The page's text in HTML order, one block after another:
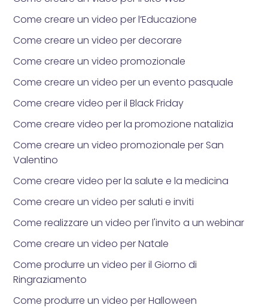
Come creare un video per l’Educazione
Come creare un video per decorare
Come creare un video promozionale
Come creare un video per un evento pasquale
Come creare video per il Black Friday
Come creare video per la promozione natalizia
Come creare un video promozionale per San
Valentino
Come creare video per la salute e la medicina
Come creare un video per saluti e inviti
Come realizzare un video per l'invito a un webinar
Come creare un video per Natale
Come produrre un video per il Giorno di
Ringraziamento
Come produrre un video per Halloween